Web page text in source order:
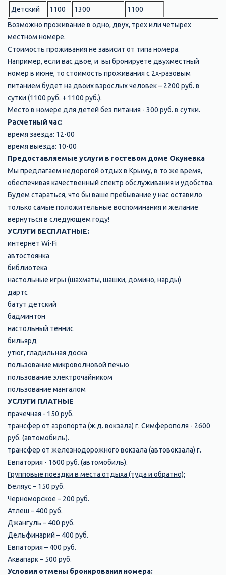
Детский 1100 1300
1100
Возможно проживание в одно, двух, трех или четырех
местном номере.
Стоимость проживания не зависит от типа номера.
Например, если вас двое, и вы бронируете двухместный
номер в июне, то стоимость проживания с 2х-разовым
питанием будет на двоих взрослых человек – 2200 руб. в
сутки (1100 руб. + 1100 руб.).
Место в номере для детей без питания - 300 руб. в сутки.
Расчетный час:
время заезда: 12-00
время выезда: 10-00
Предоставляемые услуги в гостевом доме Окуневка
Мы предлагаем недорогой отдых в Крыму, в то же время,
обеспечивая качественный спектр обслуживания и удобства.
Будем стараться, что бы ваше пребывание у нас оставило
только самые положительные воспоминания и желание
вернуться в следующем году!
УСЛУГИ БЕСПЛАТНЫЕ:
интернет Wi-Fi
автостоянка
библиотека
настольные игры (шахматы, шашки, домино, нарды)
дартс
батут детский
бадминтон
настольный теннис
бильярд
утюг, гладильная доска
пользование микроволновой печью
пользование электрочайником
пользование мангалом
УСЛУГИ ПЛАТНЫЕ
прачечная - 150 руб.
трансфер от аэропорта (ж.д. вокзала) г. Симферополя - 2600
руб. (автомобиль).
трансфер от железнодорожного вокзала (автовокзала) г.
Евпатория - 1600 руб. (автомобиль).
Групповые поездки в места отдыха (туда и обратно):
Беляус – 150 руб.
Черноморское – 200 руб.
Атлеш – 400 руб.
Джангуль – 400 руб.
Дельфинарий – 400 руб.
Евпатория – 400 руб.
Аквапарк – 500 руб.
Условия отмены бронирования номера: